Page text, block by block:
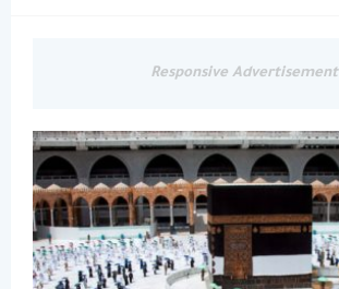
Responsive Advertisement